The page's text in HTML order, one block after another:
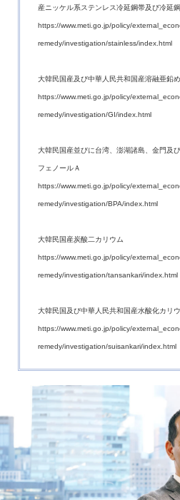
産ニッケル系ステンレス冷延鋼帯及び冷延
https://www.meti.go.jp/policy/
remedy/investigation/stainless/index.html
大韓民国産及び中華人民共和国産溶融亜鉛
https://www.meti.go.jp/policy/
remedy/investigation/GI/index.html
大韓民国産並びに台湾、澎湖諸島、金門及
フェノールＡ
https://www.meti.go.jp/policy/
remedy/investigation/BPA/index.html
大韓民国産炭酸二カリウム
https://www.meti.go.jp/policy/
remedy/investigation/tansankari/index.html
大韓民国及び中華人民共和国産水酸化カリ
https://www.meti.go.jp/policy/
remedy/investigation/suisankari/index.html